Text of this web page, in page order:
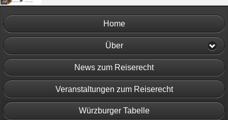
Home
Über
News zum Reiserecht
Veranstaltungen zum Reiserecht
Würzburger Tabelle